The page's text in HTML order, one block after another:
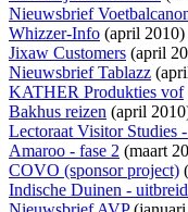
Nieuwsbrief
Whizzer-Info (april 2010)
Jixaw Customers (april
Nieuwsbrief Tablazz
KATHER Produkties vof
Bakhus reizen (april
Lectoraat Visitor Studies
Amaroo - fase 2 (maart
COVO (sponsor project)
Indische Duinen -